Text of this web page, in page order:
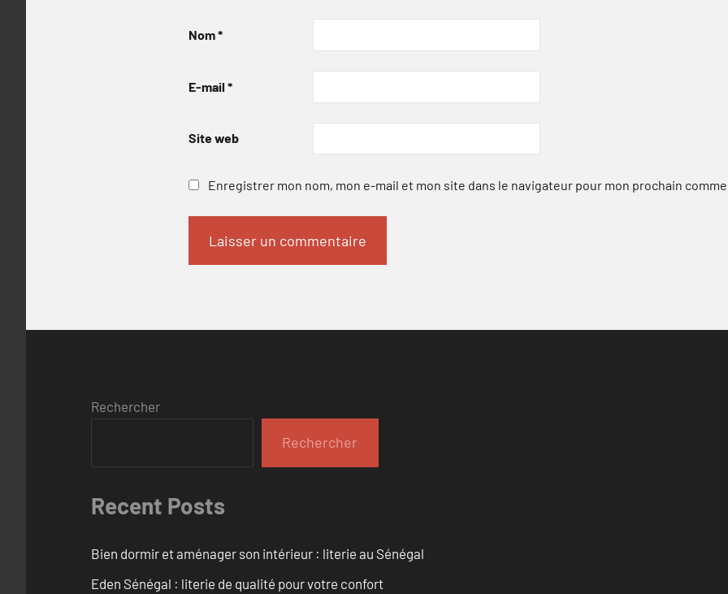
Nom*
E-mail *
Site web
Enregistrer mon nom, mon e-mail et mon site dans le navigateur pour mon prochain
Rechercher
Rechercher
Recent Posts
Bien dormir et aménager son intérieur : literie au Sénégal
Eden Sénégal : literie de qualité pour votre confort